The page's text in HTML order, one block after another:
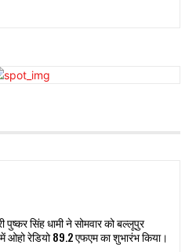
पुष्कर सिंह धामी ने सोमवार को बल्लूपुर
ओहो रेडियो 89.2 एफएम का शुभारंभ किया।